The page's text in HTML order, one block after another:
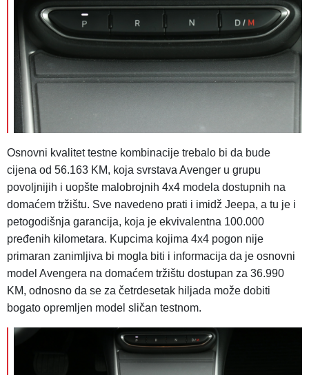
Osnovni kvalitet testne kombinacije trebalo bi da bude
cijena od 56.163 KM, koja svrstava Avenger u grupu
povoljnijih i uopšte malobrojnih 4x4 modela dostupnih na
domaćem tržištu. Sve navedeno prati i imidž Jeepa, a tu je i
petogodišnja garancija, koja je ekvivalentna 100.000
pređenih kilometara. Kupcima kojima 4x4 pogon nije
primaran zanimljiva bi mogla biti i informacija da je osnovni
model Avengera na domaćem tržištu dostupan za 36.990
KM, odnosno da se za četrdesetak hiljada može dobiti
bogato opremljen model sličan testnom.